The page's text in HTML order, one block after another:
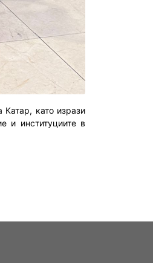
като изрази
и институциите в